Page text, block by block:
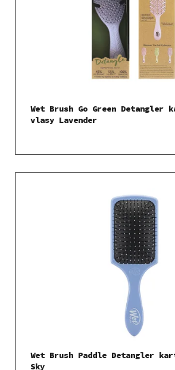
Wet Brush Go Green Detangler
vlasy Lavender
Wet Brush Paddle Detangler
Sky